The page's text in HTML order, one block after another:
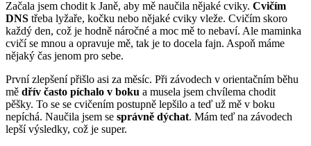
Začala jsem chodit k Janě, aby mě naučila nějaké cviky. Cvičím
DNS třeba lyžaře, kočku nebo nějaké cviky vleže. Cvičím skoro
každý den, což je hodně náročné a moc mě to nebaví. Ale maminka
cvičí se mnou a opravuje mě, tak je to docela fajn. Aspoň máme
nějaký čas jenom pro sebe.
První zlepšení přišlo asi za měsíc. Při závodech v orientačním běhu
mě dřív často píchalo v boku a musela jsem chvílema chodit
pěšky. To se se cvičením postupně lepšilo a teď už mě v boku
nepíchá. Naučila jsem se správně dýchat. Mám teď na závodech
lepší výsledky, což je super.